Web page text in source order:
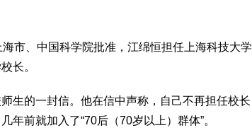
市、中国科学院批准，江绵恒担任上海科技大学
长。
生的一封信。他在信中声称，自己不再担任校长
前就加入了“70后（70岁以上）群体”。